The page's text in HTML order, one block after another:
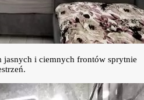
jasnych i ciemnych frontów sprytnie